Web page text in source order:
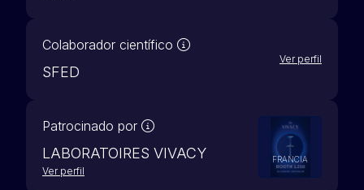
Colaborador científico Nuestros socios científicos
SFED
Ver perfil
Patrocinado por Un webinar patrocinado implica
LABORATOIRES VIVACY
Ver perfil
FRANCIA